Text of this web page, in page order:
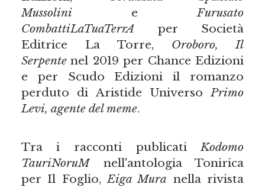
Mussolinie Furusato
CombattiLaTuaTerrA per Società
Editrice La Torre, Oroboro, Il
Serpentenel 2019 per Chance Edizioni
e per Scudo Edizioni il romanzo
perduto di Aristide Universo Primo
Levi, agente del meme.
Tra i racconti publicatiKodomo
TauriNoruMnell'antologia Tonirica
per Il Foglio,Eiga Mura nella rivista